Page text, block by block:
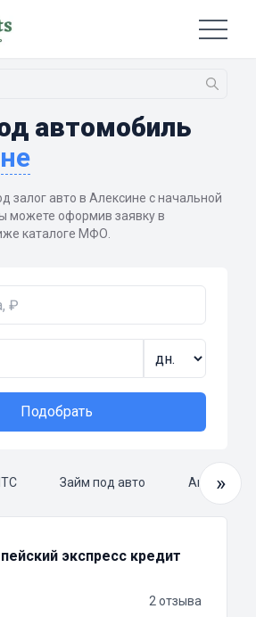
автомобиль
залог авто в Алексине с начальной
можете оформив заявку в
каталоге МФО.
Подобрать
Займ под авто »
экспресс кредит
2 отзыва